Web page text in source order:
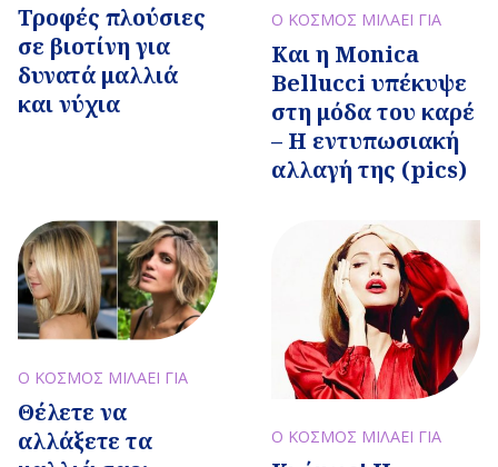
Τροφές πλούσιες
σε βιοτίνη για
δυνατά μαλλιά
και νύχια
Ο ΚΟΣΜΟΣ ΜΙΛΑΕΙ ΓΙΑ
Και η Monica
Bellucci υπέκυψε
στη μόδα του καρέ
– Η εντυπωσιακή
αλλαγή της (pics)
Ο ΚΟΣΜΟΣ ΜΙΛΑΕΙ ΓΙΑ
Θέλετε να
αλλάξετε τα
Ο ΚΟΣΜΟΣ ΜΙΛΑΕΙ ΓΙΑ